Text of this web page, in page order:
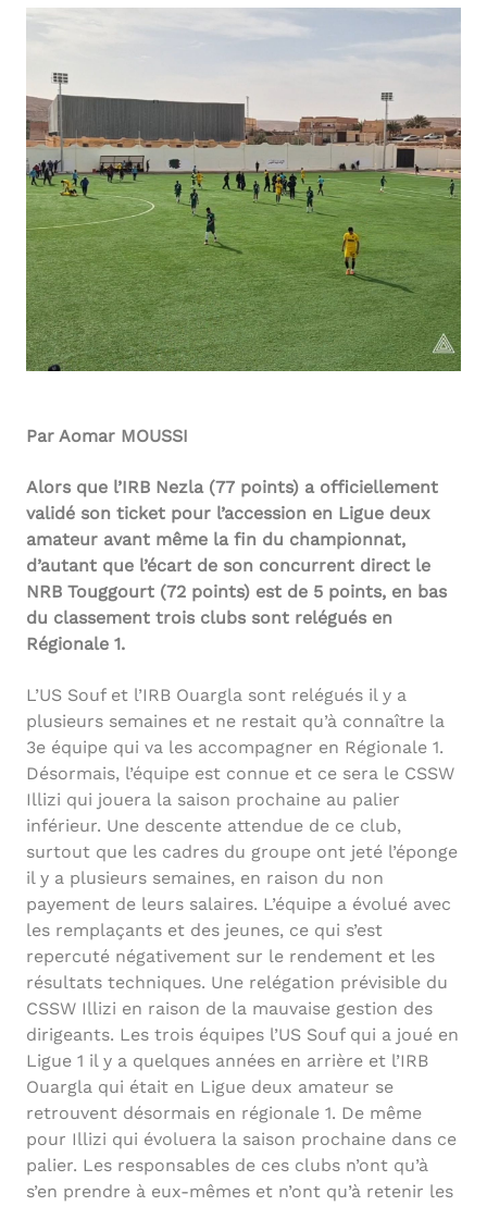
Par Aomar MOUSSI
Alors que l’IRB Nezla (77 points) a officiellement
validé son ticket pour l’accession en Ligue deux
amateur avant même la fin du championnat,
d’autant que l’écart de son concurrent direct le
NRB Touggourt (72 points) est de 5 points, en bas
du classement trois clubs sont relégués en
Régionale 1.
L’US Souf et l’IRB Ouargla sont relégués il y a
plusieurs semaines et ne restait qu’à connaître la
3e équipe qui va les accompagner en Régionale 1.
Désormais, l’équipe est connue et ce sera le CSSW
Illizi qui jouera la saison prochaine au palier
inférieur. Une descente attendue de ce club,
surtout que les cadres du groupe ont jeté l’éponge
il y a plusieurs semaines, en raison du non
payement de leurs salaires. L’équipe a évolué avec
les remplaçants et des jeunes, ce qui s’est
repercuté négativement sur le rendement et les
résultats techniques. Une relégation prévisible du
CSSW Illizi en raison de la mauvaise gestion des
dirigeants. Les trois équipes l’US Souf qui a joué en
Ligue 1 il y a quelques années en arrière et l’IRB
Ouargla qui était en Ligue deux amateur se
retrouvent désormais en régionale 1. De même
pour Illizi qui évoluera la saison prochaine dans ce
palier. Les responsables de ces clubs n’ont qu’à
s’en prendre à eux-mêmes et n’ont qu’à retenir les